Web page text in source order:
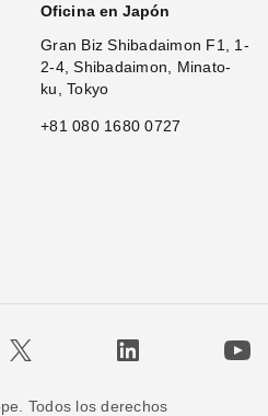
Oficina en Japón
Gran Biz Shibadaimon F1, 1-
2-4, Shibadaimon, Minato-
ku, Tokyo
+81 080 1680 0727
Todos los derechos